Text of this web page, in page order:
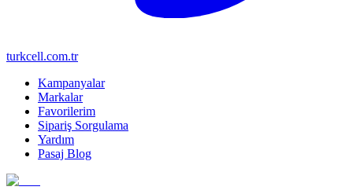
turkcell.com.tr
Kampanyalar
Markalar
Favorilerim
Sipariş Sorgulama
Yardım
Pasaj Blog